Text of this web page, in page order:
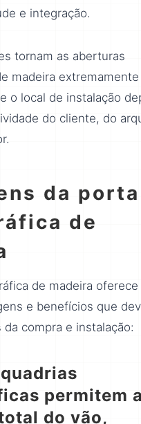
e integração.
tornam as aberturas
madeira extremamente
o local de instalação
do cliente, do
da porta
de
de madeira oferece
e benefícios que
da compra e instalação:
permitem a
do vão,